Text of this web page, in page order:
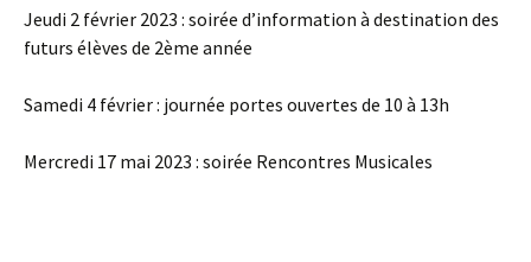
Jeudi 2 février 2023 : soirée d’information à destination des
futurs élèves de 2ème année
Samedi 4 février : journée portes ouvertes de 10 à 13h
Mercredi 17 mai 2023 : soirée Rencontres Musicales